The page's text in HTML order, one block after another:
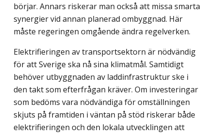
börjar. Annars riskerar man också att missa smarta
synergier vid annan planerad ombyggnad. Här
måste regeringen omgående ändra regelverken.
Elektrifieringen av transportsektorn är nödvändig
för att Sverige ska nå sina klimatmål. Samtidigt
behöver utbyggnaden av laddinfrastruktur ske i
den takt som efterfrågan kräver. Om investeringar
som bedöms vara nödvändiga för omställningen
skjuts på framtiden i väntan på stöd riskerar både
elektrifieringen och den lokala utvecklingen att